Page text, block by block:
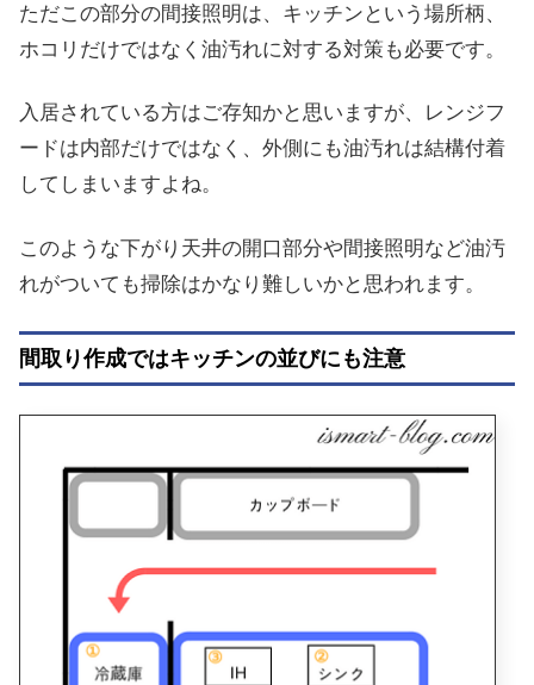
ただこの部分の間接照明は、キッチンという場所柄、
ホコリだけではなく油汚れに対する対策も必要です。
入居されている方はご存知かと思いますが、レンジフ
ードは内部だけではなく、外側にも油汚れは結構付着
してしまいますよね。
このような下がり天井の開口部分や間接照明など油汚
れがついても掃除はかなり難しいかと思われます。
間取り作成ではキッチンの並びにも注意